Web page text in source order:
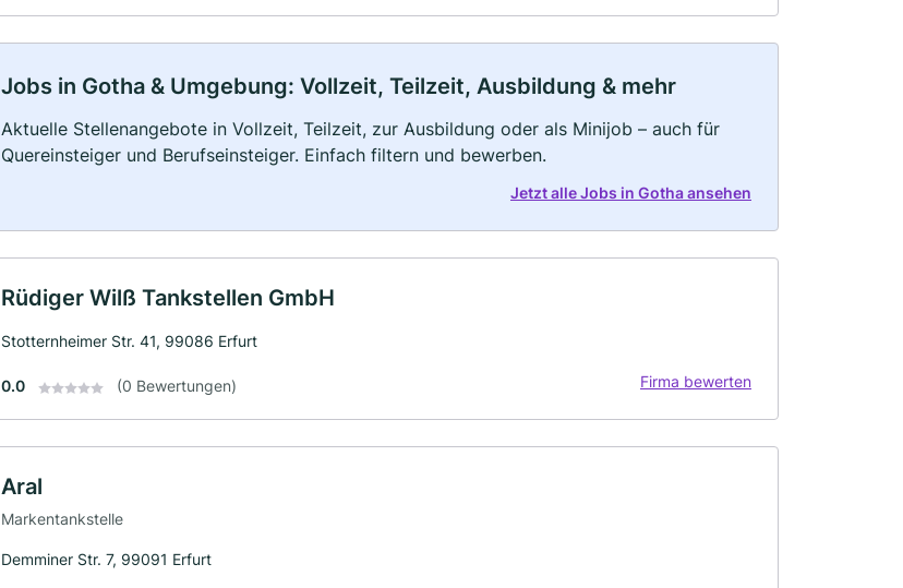
Jobs in Gotha & Umgebung: Vollzeit, Teilzeit, Ausbildung & mehr
Aktuelle Stellenangebote in Vollzeit, Teilzeit, zur Ausbildung oder als Minijob – auch für
Quereinsteiger und Berufseinsteiger. Einfach filtern und bewerben.
Jetzt alle Jobs in Gotha ansehen
Rüdiger Wilß Tankstellen GmbH
Stotternheimer Str. 41, 99086 Erfurt
0.0 (0 Bewertungen) Firma bewerten
Aral
Markentankstelle
Demminer Str. 7, 99091 Erfurt